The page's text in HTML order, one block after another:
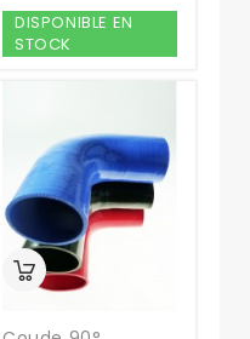
DISPONIBLE EN
STOCK